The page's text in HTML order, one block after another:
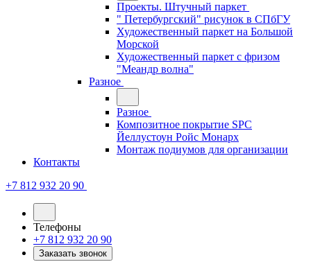
Проекты. Штучный паркет
" Петербургский" рисунок в СПбГУ
Художественный паркет на Большой
Морской
Художественный паркет с фризом
"Меандр волна"
Разное
Разное
Композитное покрытие SPC
Йеллустоун Ройс Монарх
Монтаж подиумов для организации
Контакты
+7 812 932 20 90
Телефоны
+7 812 932 20 90
Заказать звонок